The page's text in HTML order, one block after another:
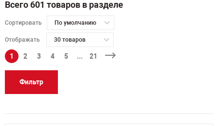
Всего 601 товаров в разделе
Сортировать По умолчанию
Отображать 30 товаров
1 2 3 4 5 ... 21
Фильтр